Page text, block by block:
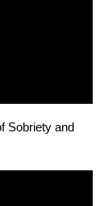
Sobriety and